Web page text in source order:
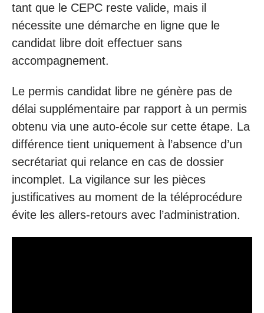
tant que le CEPC reste valide, mais il
nécessite une démarche en ligne que le
candidat libre doit effectuer sans
accompagnement.
Le permis candidat libre ne génère pas de
délai supplémentaire par rapport à un permis
obtenu via une auto-école sur cette étape. La
différence tient uniquement à l’absence d’un
secrétariat qui relance en cas de dossier
incomplet. La vigilance sur les pièces
justificatives au moment de la téléprocédure
évite les allers-retours avec l’administration.